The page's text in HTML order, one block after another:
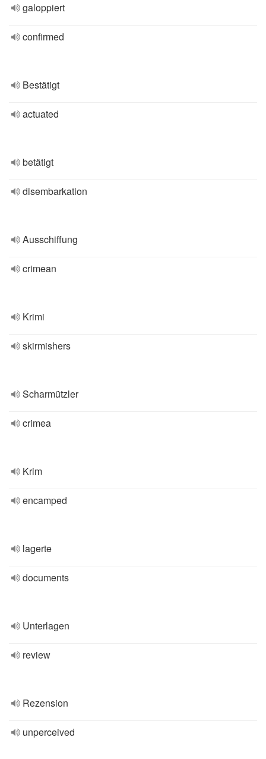
galoppiert
confirmed
Bestätigt
actuated
betätigt
disembarkation
Ausschiffung
crimean
Krimi
skirmishers
Scharmützler
crimea
Krim
encamped
lagerte
documents
Unterlagen
review
Rezension
unperceived